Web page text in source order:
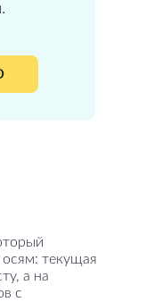
текущая
а на
с